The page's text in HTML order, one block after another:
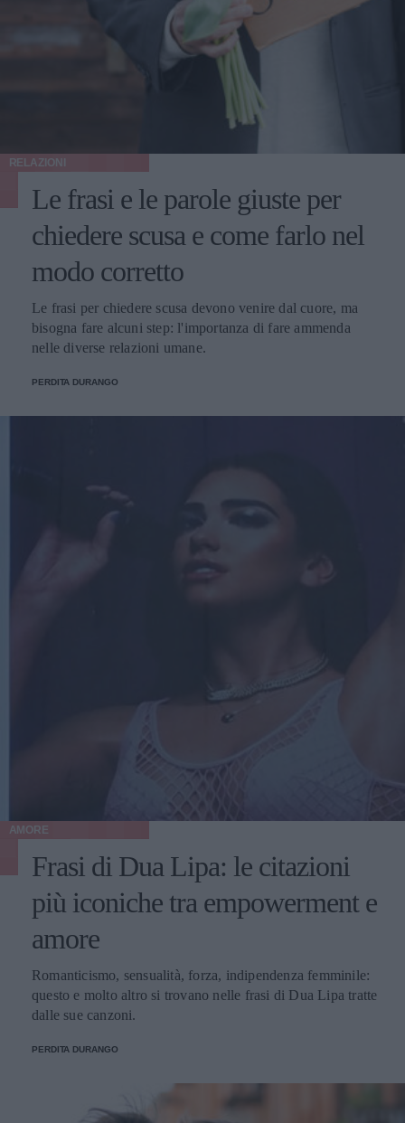
RELAZIONI
Le frasi e le parole giuste per
chiedere scusa e come farlo nel
modo corretto
Le frasi per chiedere scusa devono venire dal cuore, ma
bisogna fare alcuni step: l'importanza di fare ammenda
nelle diverse relazioni umane.
PERDITA DURANGO
AMORE
Frasi di Dua Lipa: le citazioni
più iconiche tra empowerment e
amore
Romanticismo, sensualità, forza, indipendenza femminile:
questo e molto altro si trovano nelle frasi di Dua Lipa tratte
dalle sue canzoni.
PERDITA DURANGO